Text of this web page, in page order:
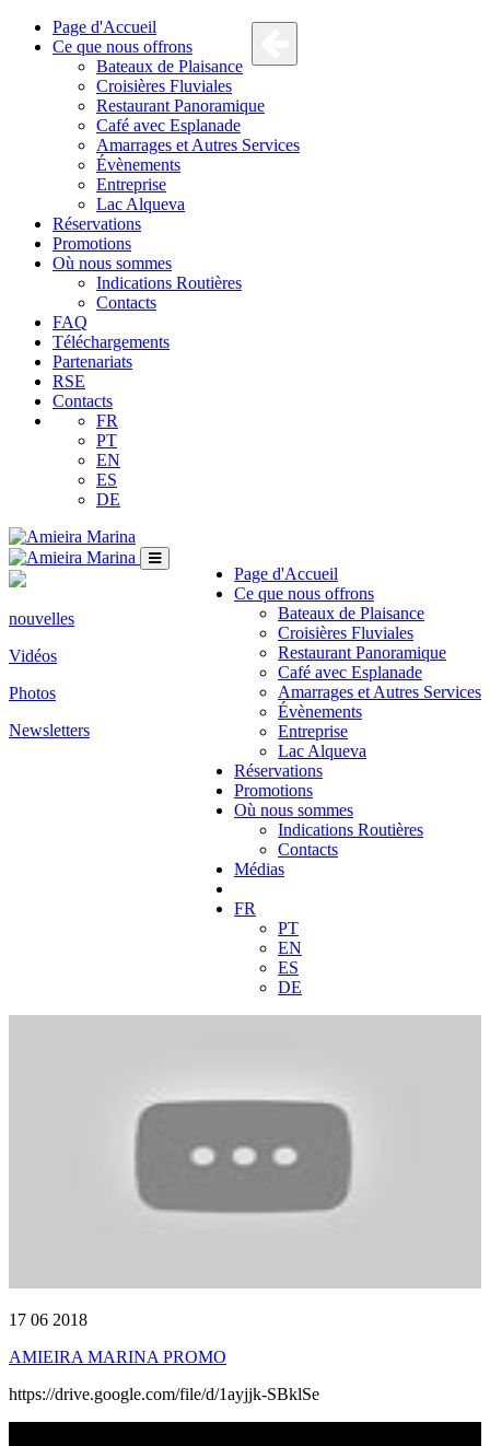
Page d'Accueil
Ce que nous offrons
Bateaux de Plaisance
Croisières Fluviales
Restaurant Panoramique
Café avec Esplanade
Amarrages et Autres Services
Évènements
Entreprise
Lac Alqueva
Réservations
Promotions
Où nous sommes
Indications Routières
Contacts
FAQ
Téléchargements
Partenariats
RSE
Contacts
FR
PT
EN
ES
DE
Page d'Accueil
Ce que nous offrons
Bateaux de Plaisance
Croisières Fluviales
Restaurant Panoramique
Café avec Esplanade
Amarrages et Autres Services
Évènements
Entreprise
Lac Alqueva
Réservations
Promotions
Où nous sommes
Indications Routières
Contacts
Médias
FR
PT
EN
ES
DE
nouvelles
Vidéos
Photos
Newsletters
17 06 2018
AMIEIRA MARINA PROMO
https://drive.google.com/file/d/1ayjjk-SBklSe